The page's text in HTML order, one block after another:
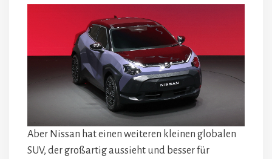
Aber Nissan hat einen weiteren kleinen globalen
SUV, der großartig aussieht und besser für